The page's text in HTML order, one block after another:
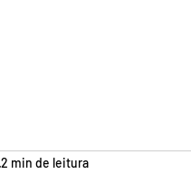
2 min de leitura